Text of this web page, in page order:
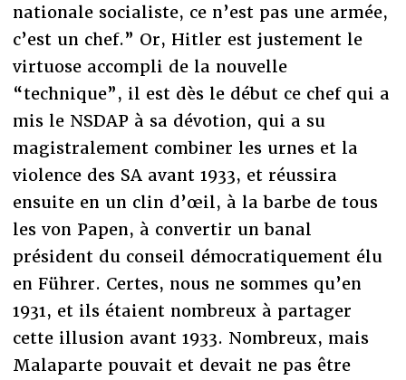
nationale socialiste, ce n’est pas une armée,
c’est un chef.” Or, Hitler est justement le
virtuose accompli de la nouvelle
“technique”, il est dès le début ce chef qui a
mis le NSDAP à sa dévotion, qui a su
magistralement combiner les urnes et la
violence des SA avant 1933, et réussira
ensuite en un clin d’œil, à la barbe de tous
les von Papen, à convertir un banal
président du conseil démocratiquement élu
en Führer. Certes, nous ne sommes qu’en
1931, et ils étaient nombreux à partager
cette illusion avant 1933. Nombreux, mais
Malaparte pouvait et devait ne pas être